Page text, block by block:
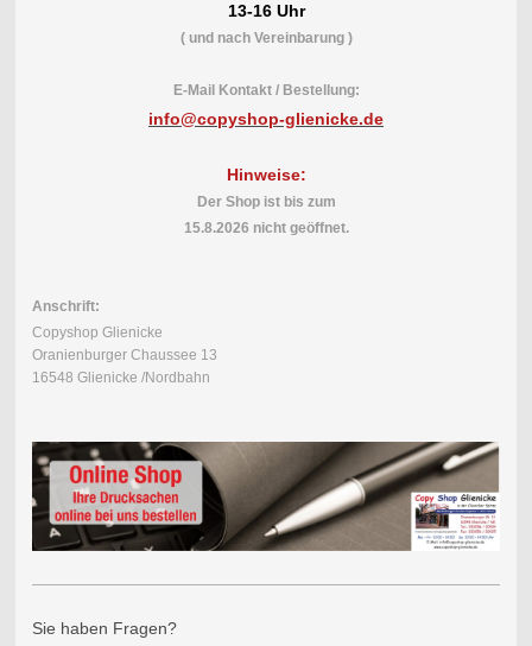
13-16 Uhr
( und nach Vereinbarung )
E-Mail Kontakt / Bestellung:
info@copyshop-glienicke.de
Hinweise:
Der Shop ist bis zum
15.8.2026 nicht geöffnet.
Anschrift:
Copyshop Glienicke
Oranienburger Chaussee 13
16548 Glienicke /Nordbahn
Sie haben Fragen?